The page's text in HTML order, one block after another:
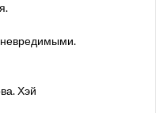
невредимыми.
Хэй